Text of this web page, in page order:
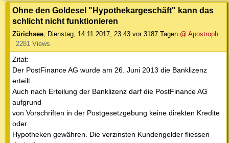
Ohne den Goldesel "Hypothekargeschäft" kann das
schlicht nicht funktionieren
Zürichsee, Dienstag, 14.11.2017, 23:43 vor 3187 Tagen @ Apostroph
2281 Views
Zitat:
Der PostFinance AG wurde am 26. Juni 2013 die Banklizenz
erteilt.
Auch nach Erteilung der Banklizenz darf die PostFinance AG
aufgrund
von Vorschriften in der Postgesetzgebung keine direkten Kredite
oder
Hypotheken gewähren. Die verzinsten Kundengelder fliessen